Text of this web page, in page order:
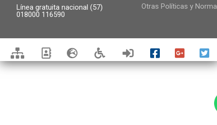
22
Línea gratuita nacional (57)
018000 116590
Otras Políticas y